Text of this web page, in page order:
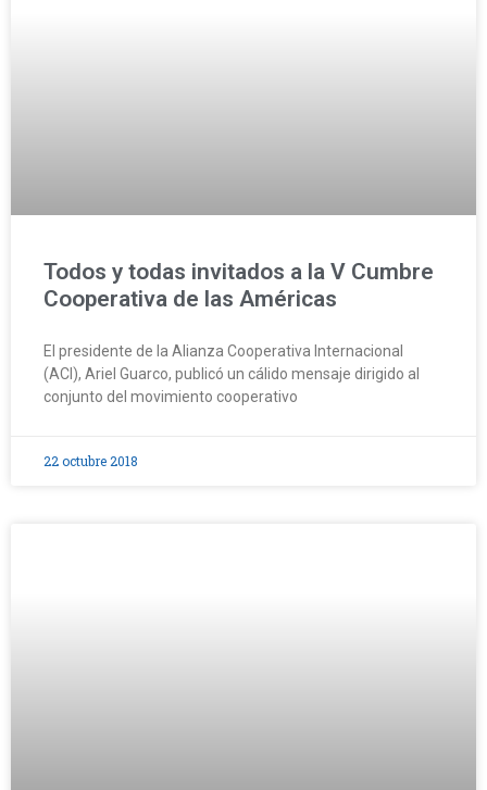
Todos y todas invitados a la V Cumbre
Cooperativa de las Américas
El presidente de la Alianza Cooperativa Internacional
(ACI), Ariel Guarco, publicó un cálido mensaje dirigido al
conjunto del movimiento cooperativo
22 octubre 2018